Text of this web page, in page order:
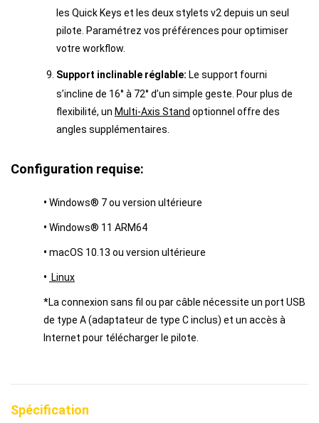
les Quick Keys et les deux stylets v2 depuis un seul
pilote. Paramétrez vos préférences pour optimiser
votre workflow.
Support inclinable réglable: Le support fourni
s’incline de 16° à 72° d’un simple geste. Pour plus de
flexibilité, un Multi-Axis Stand optionnel offre des
angles supplémentaires.
Configuration requise:
• Windows® 7 ou version ultérieure
• Windows® 11 ARM64
• macOS 10.13 ou version ultérieure
• Linux
*La connexion sans fil ou par câble nécessite un port USB
de type A (adaptateur de type C inclus) et un accès à
Internet pour télécharger le pilote.
Spécification